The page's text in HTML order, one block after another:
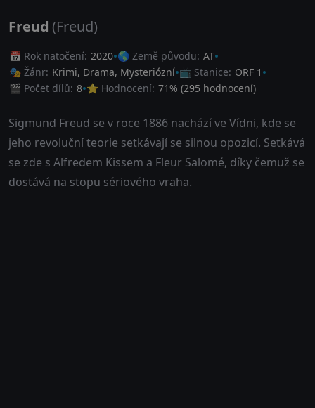
Freud (Freud)
📅 Rok natočení: 2020 🌎 Země původu: AT
🎭 Žánr: Krimi, Drama, Mysteriózní 📺 Stanice: ORF 1
🎬 Počet dílů: 8 ⭐ Hodnocení: 71% (295 hodnocení)
Sigmund Freud se v roce 1886 nachází ve Vídni, kde se
jeho revoluční teorie setkávají se silnou opozicí. Setkává
se zde s Alfredem Kissem a Fleur Salomé, díky čemuž se
dostává na stopu sériového vraha.